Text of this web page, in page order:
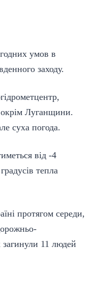
умов в
заходу.
окрім Луганщини.
суха погода.
від -4
тепла
протягом середи,
11 людей